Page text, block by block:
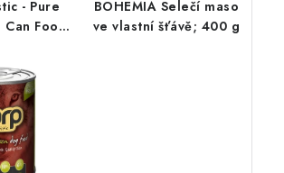
- Pure
Food;
BOHEMIA Selečí maso
ve vlastní šťávě; 400 g